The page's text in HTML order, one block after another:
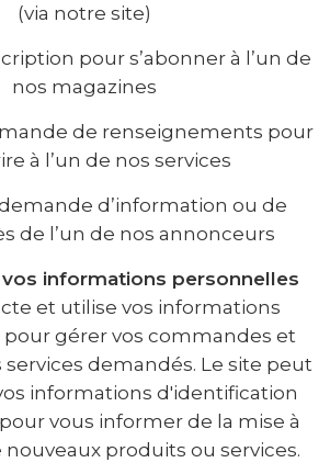
(via notre site)
pour s’abonner à l’un de
nos magazines
de renseignements pour
à l’un de nos services
demande d’information ou de
de l’un de nos annonceurs
informations personnelles
et utilise vos informations
gérer vos commandes et
demandés. Le site peut
informations d'identification
vous informer de la mise à
produits ou services.